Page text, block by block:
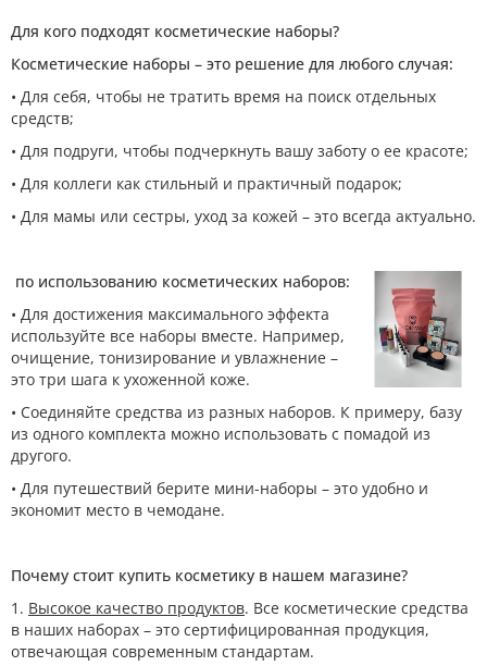
Для кого подходят косметические наборы?
Косметические наборы – это решение для любого случая:
• Для себя, чтобы не тратить время на поиск отдельных
средств;
• Для подруги, чтобы подчеркнуть вашу заботу о ее красоте;
• Для коллеги как стильный и практичный подарок;
• Для мамы или сестры, уход за кожей – это всегда актуально.
по использованию косметических наборов:
• Для достижения максимального эффекта
используйте все наборы вместе. Например,
очищение, тонизирование и увлажнение –
это три шага к ухоженной коже.
• Соединяйте средства из разных наборов. К примеру, базу
из одного комплекта можно использовать с помадой из
другого.
• Для путешествий берите мини-наборы – это удобно и
экономит место в чемодане.
Почему стоит купить косметику в нашем магазине?
1. Высокое качество продуктов. Все косметические средства
в наших наборах – это сертифицированная продукция,
отвечающая современным стандартам.